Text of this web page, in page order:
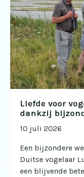
Liefde voor
dankzij
10 juli 2026
Een bijzondere
Duitse vogelaar
een blijvende